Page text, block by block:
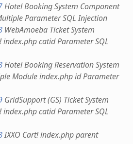
Hotel Booking System Component
Parameter SQL Injection
WebAmoeba Ticket System
catid Parameter SQL
Hotel Booking Reservation System
Module index.php id Parameter
GridSupport (GS) Ticket System
catid Parameter SQL
IXXO Cart! index.php parent